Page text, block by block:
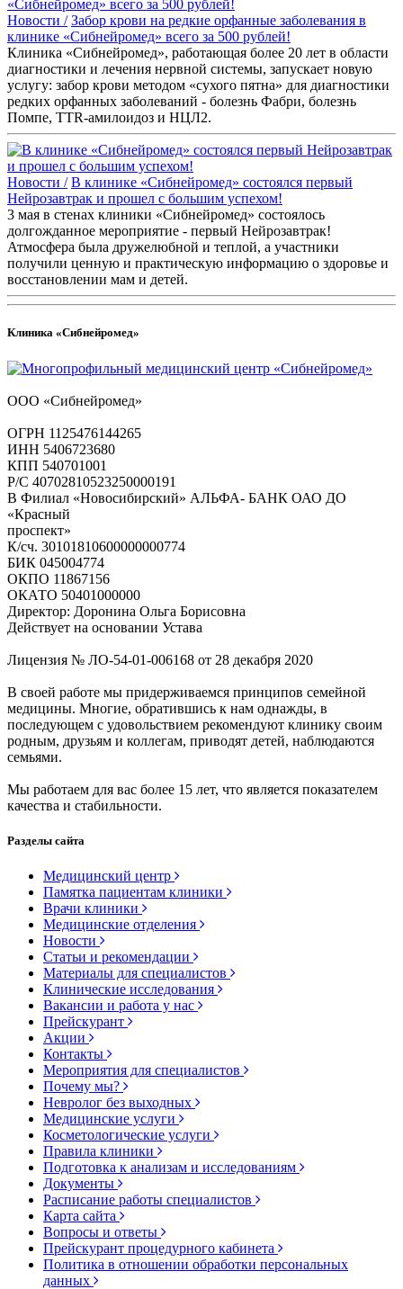
Новости / Забор крови на редкие орфанные заболевания в
клинике «Сибнейромед» всего за 500 рублей!
Клиника «Сибнейромед», работающая более 20 лет в области
диагностики и лечения нервной системы, запускает новую
услугу: забор крови методом «сухого пятна» для диагностики
редких орфанных заболеваний - болезнь Фабри, болезнь
Помпе, TTR-амилоидоз и НЦЛ2.
Новости / В клинике «Сибнейромед» состоялся первый
Нейрозавтрак и прошел с большим успехом!
3 мая в стенах клиники «Сибнейромед» состоялось
долгожданное мероприятие - первый Нейрозавтрак!
Атмосфера была дружелюбной и теплой, а участники
получили ценную и практическую информацию о здоровье и
восстановлении мам и детей.
Клиника «Сибнейромед»
ООО «Сибнейромед»
ОГРН 1125476144265
ИНН 5406723680
КПП 540701001
Р/С 40702810523250000191
В Филиал «Новосибирский» АЛЬФА- БАНК ОАО ДО
«Красный
проспект»
К/сч. 30101810600000000774
БИК 045004774
ОКПО 11867156
ОКАТО 50401000000
Директор: Доронина Ольга Борисовна
Действует на основании Устава
Лицензия № ЛО-54-01-006168 от 28 декабря 2020
В своей работе мы придерживаемся принципов семейной
медицины. Многие, обратившись к нам однажды, в
последующем с удовольствием рекомендуют клинику своим
родным, друзьям и коллегам, приводят детей, наблюдаются
семьями.
Мы работаем для вас более 15 лет, что является показателем
качества и стабильности.
Разделы сайта
Медицинский центр
Памятка пациентам клиники
Врачи клиники
Медицинские отделения
Новости
Статьи и рекомендации
Материалы для специалистов
Клинические исследования
Вакансии и работа у нас
Прейскурант
Акции
Контакты
Мероприятия для специалистов
Почему мы?
Невролог без выходных
Медицинские услуги
Косметологические услуги
Правила клиники
Подготовка к анализам и исследованиям
Документы
Расписание работы специалистов
Карта сайта
Вопросы и ответы
Прейскурант процедурного кабинета
Политика в отношении обработки персональных
данных